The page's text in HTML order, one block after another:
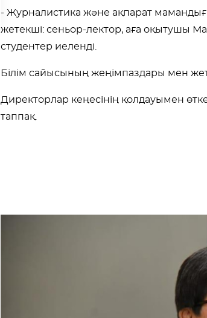
- Журналистика және ақпарат
жетекші: сеньор-лектор, аға оқытушы
студентер иеленді.
Білім сайысының жеңімпаздары мен
Директорлар кеңесінің қолдауымен
таппақ.